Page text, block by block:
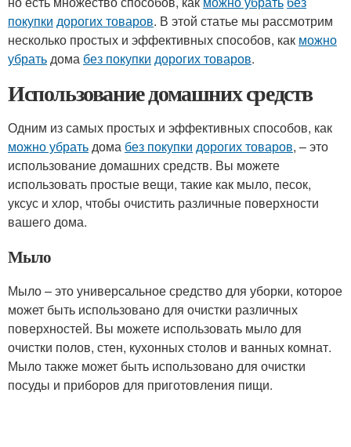
покупки дорогих товаров. В этой статье мы рассмотрим
несколько простых и эффективных способов, как можно
убратьдома без покупки дорогих товаров.
Использование домашних средств
Одним из самых простых и эффективных способов, как
можно убратьдома без покупки дорогих товаров, – это
использование домашних средств. Вы можете
использовать простые вещи, такие как мыло, песок,
уксус и хлор, чтобы очистить различные поверхности
вашего дома.
Мыло
Мыло – это универсальное средство для уборки, которое
может быть использовано для очистки различных
поверхностей. Вы можете использовать мыло для
очистки полов, стен, кухонных столов и ванных комнат.
Мыло также может быть использовано для очистки
посуды и приборов для приготовления пищи.